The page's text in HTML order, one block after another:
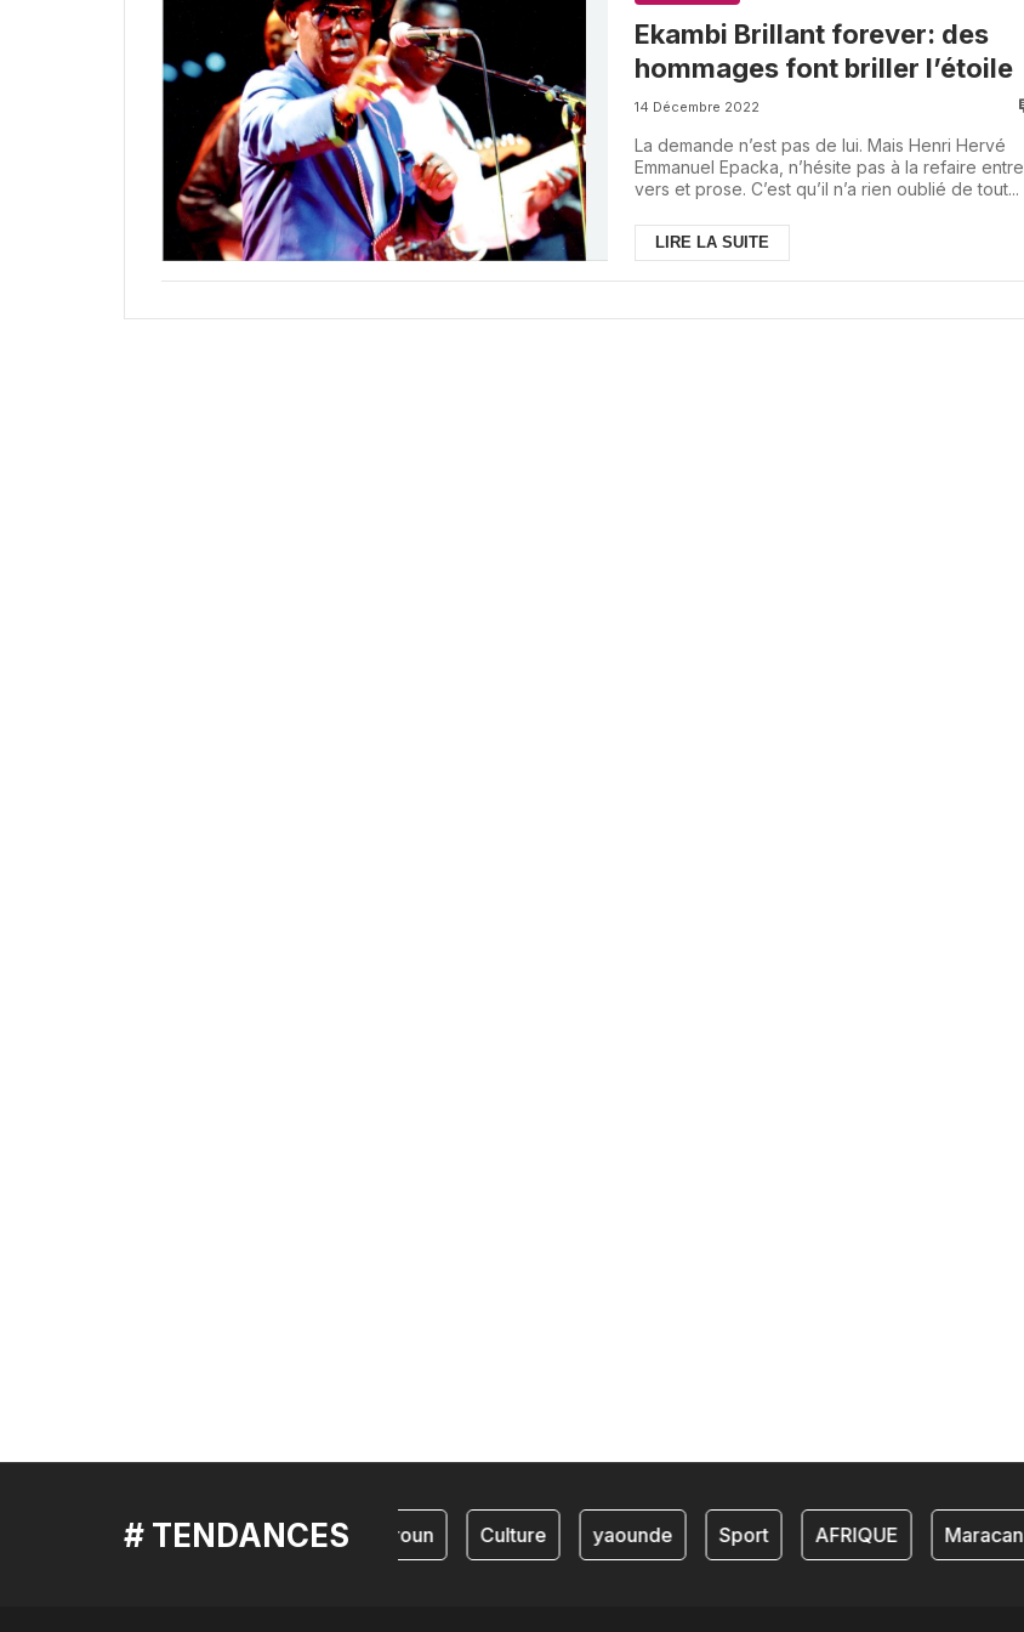
Ekambi Brillant forever: des
hommages font briller l’étoile
14 Décembre 2022
La demande n’est pas de lui. Mais Henri Hervé
Emmanuel Epacka, n’hésite pas à la refaire entre
vers et prose. C’est qu’il n’a rien oublié de tout...
LIRE LA SUITE
# TENDANCEScameroun Culture yaounde Sport AFRIQUE Maracana